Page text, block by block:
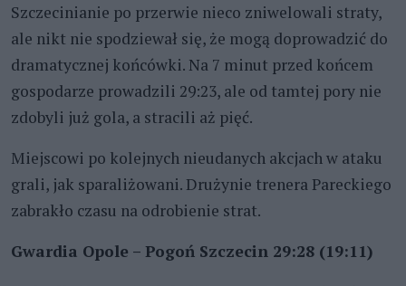
Szczecinianie po przerwie nieco zniwelowali straty,
ale nikt nie spodziewał się, że mogą doprowadzić do
dramatycznej końcówki. Na 7 minut przed końcem
gospodarze prowadzili 29:23, ale od tamtej pory nie
zdobyli już gola, a stracili aż pięć.
Miejscowi po kolejnych nieudanych akcjach w ataku
grali, jak sparaliżowani. Drużynie trenera Pareckiego
zabrakło czasu na odrobienie strat.
Gwardia Opole – Pogoń Szczecin 29:28 (19:11)